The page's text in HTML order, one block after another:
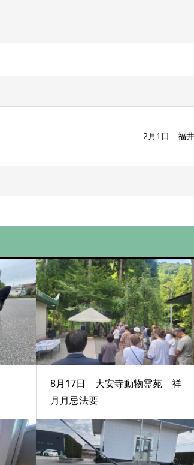
2月1日 福
8月17日 大安寺動物霊苑 祥
月月忌法要